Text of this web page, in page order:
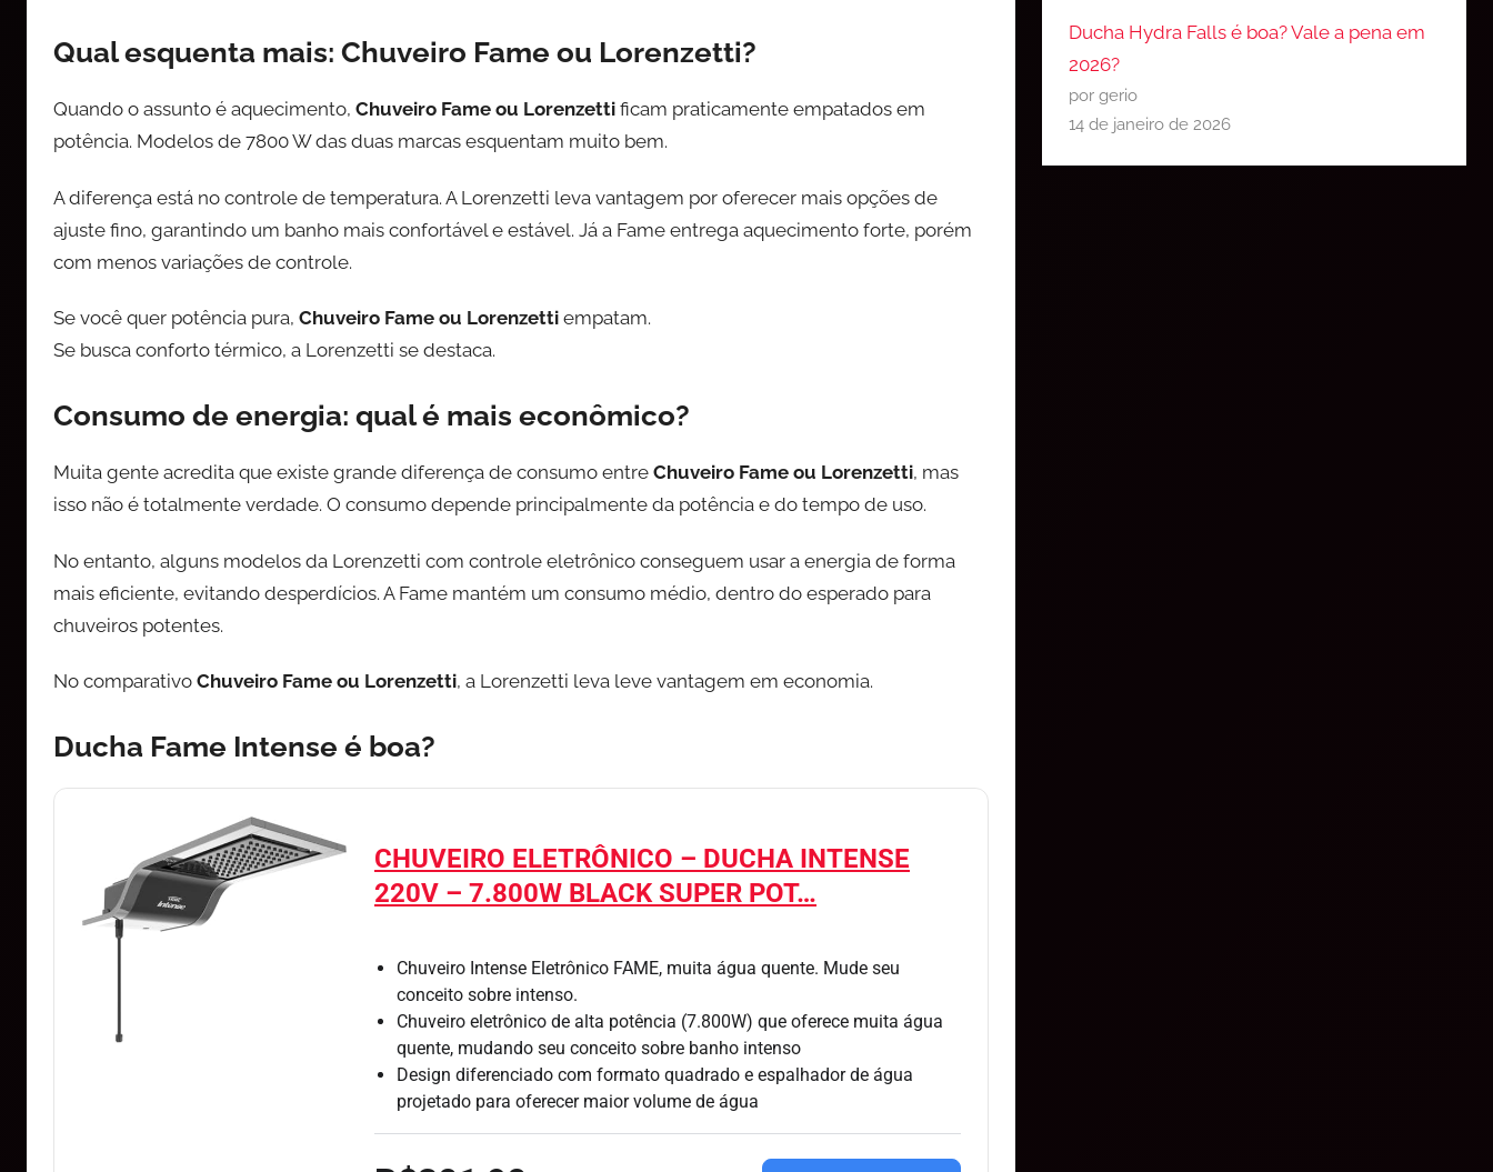
Qual esquenta mais: Chuveiro Fame ou Lorenzetti?
Quando o assunto é aquecimento, Chuveiro Fame ou Lorenzetti ficam praticamente empatados em
potência. Modelos de 7800 W das duas marcas esquentam muito bem.
A diferença está no controle de temperatura. A Lorenzetti leva vantagem por oferecer mais opções de
ajuste fino, garantindo um banho mais confortável e estável. Já a Fame entrega aquecimento forte, porém
com menos variações de controle.
Se você quer potência pura, Chuveiro Fame ou Lorenzetti empatam.
Se busca conforto térmico, a Lorenzetti se destaca.
Consumo de energia: qual é mais econômico?
Muita gente acredita que existe grande diferença de consumo entre Chuveiro Fame ou Lorenzetti, mas
isso não é totalmente verdade. O consumo depende principalmente da potência e do tempo de uso.
No entanto, alguns modelos da Lorenzetti com controle eletrônico conseguem usar a energia de forma
mais eficiente, evitando desperdícios. A Fame mantém um consumo médio, dentro do esperado para
chuveiros potentes.
No comparativo Chuveiro Fame ou Lorenzetti, a Lorenzetti leva leve vantagem em economia.
Ducha Fame Intense é boa?
CHUVEIRO ELETRÔNICO – DUCHA INTENSE
220V – 7.800W BLACK SUPER POT…
Chuveiro Intense Eletrônico FAME, muita água quente. Mude seu
conceito sobre intenso.
Chuveiro eletrônico de alta potência (7.800W) que oferece muita água
quente, mudando seu conceito sobre banho intenso
Design diferenciado com formato quadrado e espalhador de água
projetado para oferecer maior volume de água
Ducha Hydra Falls é boa? Vale a pena em
2026?
por gerio
14 de janeiro de 2026